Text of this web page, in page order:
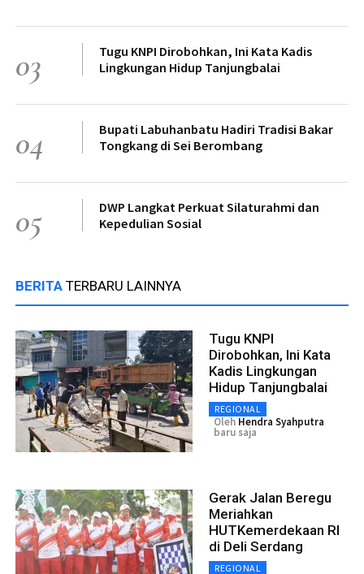
03
Tugu KNPI Dirobohkan, Ini Kata Kadis
Lingkungan Hidup Tanjungbalai
04
Bupati Labuhanbatu Hadiri Tradisi Bakar
Tongkang di Sei Berombang
05
DWP Langkat Perkuat Silaturahmi dan
Kepedulian Sosial
BERITA TERBARU LAINNYA
Tugu KNPI
Dirobohkan, Ini Kata
Kadis Lingkungan
Hidup Tanjungbalai
REGIONAL
Oleh Hendra Syahputra
baru saja
Gerak Jalan Beregu
Meriahkan
HUTKemerdekaan RI
di Deli Serdang
REGIONAL